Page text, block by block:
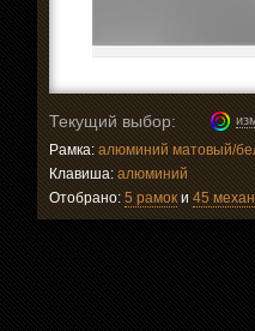
Текущий выбор:
Рамка: алюминий матовый/
Клавиша: алюминий
Отобрано: 5 рамок и 45